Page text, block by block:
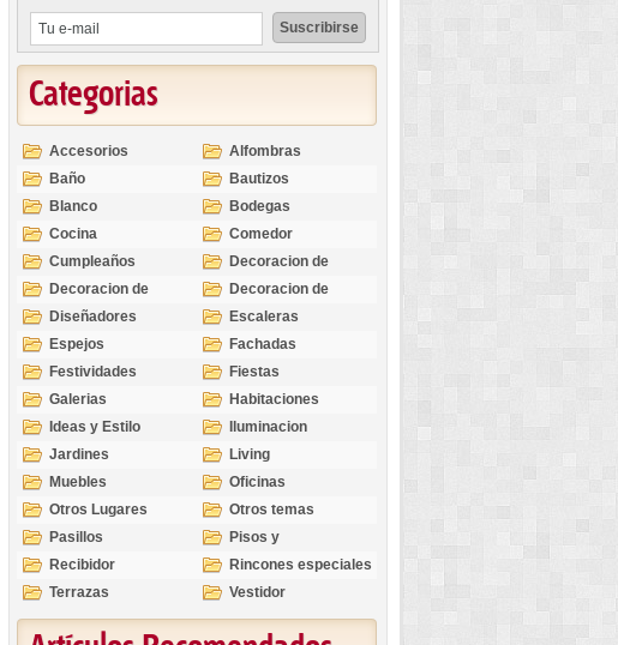
Categorias
Accesorios
Alfombras
Baño
Bautizos
Blanco
Bodegas
Cocina
Comedor
Cumpleaños
Decoracion de
Exteriores
Decoracion de
Interiores
Decoracion de
Ocasiones
Diseñadores
Escaleras
Espejos
Fachadas
Festividades
Fiestas
Galerias
Habitaciones
Ideas y Estilo
Iluminacion
Jardines
Living
Muebles
Oficinas
Otros Lugares
Otros temas
Pasillos
Pisos y
revestimientos
Recibidor
Rincones especiales
Terrazas
Vestidor